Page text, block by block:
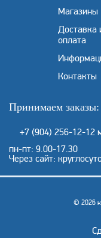
Магазины
Доставка
оплата
Контакты
Принимаем заказы:
+7 (904) 256-12-12
пн-пт: 9.00-17.30
Через сайт:
© 2026